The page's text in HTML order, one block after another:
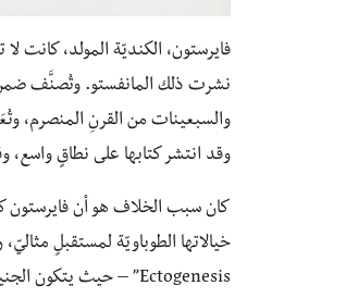
فايرستون، الكنديّة المولد، كانت
نشرت ذلك المانفستو. وتُصنَّف ضمن
والسبعينات من القرنِ المنصرم،
وقد انتشر كتابها على نطاقٍ واسع،
كان سبب الخلاف هو أن فايرستون
خيالاتها الطوباويّة لمستقبلٍ
Ectogenesis” – حيث يتكون الجنين وينمو في رحمٍ اصطناعيّ. مما يحقق خلاص المرأة وتحريرها من “طغيان التناسل”.